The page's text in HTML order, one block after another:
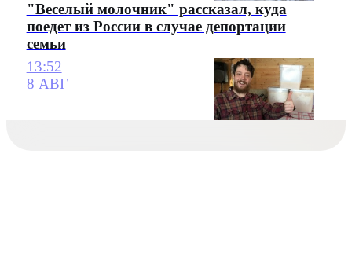
"Веселый молочник" рассказал, куда
поедет из России в случае депортации
семьи
13:52
8 АВГ